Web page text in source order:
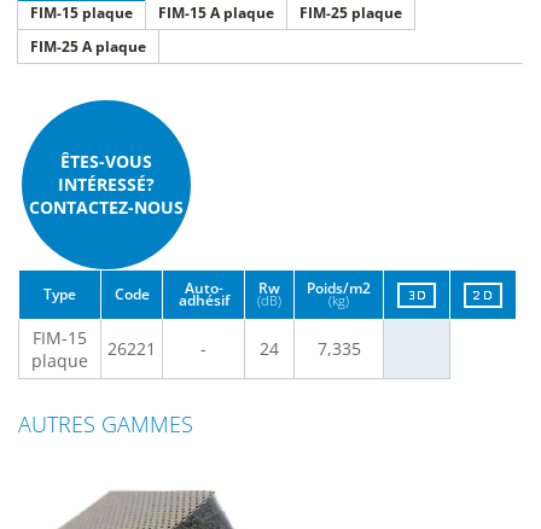
FIM-15 plaque FIM-15 A plaque
FIM-25 plaque
FIM-25 A plaque
ÊTES-VOUS
INTÉRESSÉ?
CONTACTEZ-NOUS
Type Code Auto-
adhésif
Rw
(dB)
Poids/m2
(kg)
FIM-15
plaque
26221 - 24 7,335
AUTRES GAMMES